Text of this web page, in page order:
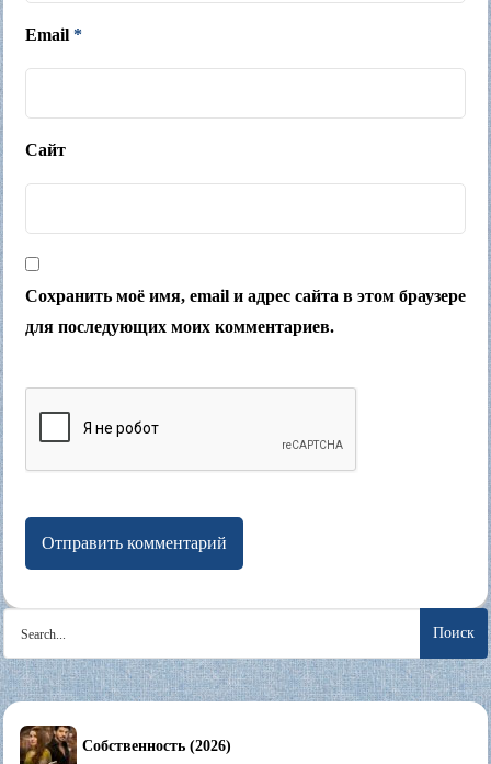
Email *
Сайт
Сохранить моё имя, email и адрес сайта в этом браузере
для последующих моих комментариев.
Search
for:
Собственность (2026)